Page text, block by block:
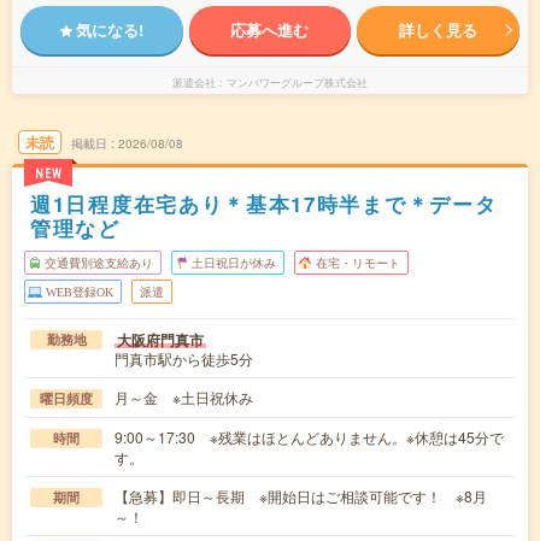
気になる! 応募へ進む 詳しく見る
派遣会社 マンパワーグループ株式会社
未読
NEW
掲載日 2026/08/08
週1日程度在宅あり＊基本17時半まで＊データ
管理など
交通費別途支給あり 土日祝日が休み 在宅・リモート
WEB登録OK 派遣
勤務地 大阪府門真市
門真市駅から徒歩5分
曜日頻度 月～金 ※土日祝休み
時間
9:00～17:30 ※残業はほとんどありません。※休憩は45分で
す。
期間
【急募】即日～長期 ※開始日はご相談可能です！ ※8月
～！